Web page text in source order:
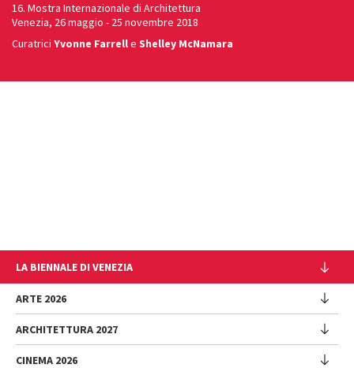
16. Mostra Internazionale di Architettura
Venezia, 26 maggio - 25 novembre 2018
Curatrici Yvonne Farrelle Shelley McNamara
LA BIENNALE DI VENEZIA
L'Istituzione
Cariche istituzionali
Storia
Luoghi
ARTE 2026
Esposizione
ARCHITETTURA 2027
Mostra
CINEMA 2026